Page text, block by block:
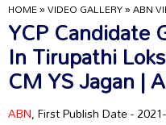
HOME»VIDEO GALLERY»ABN
YCP Candidate
In Tirupathi
CM YS Jagan |
ABN, First Publish Date -